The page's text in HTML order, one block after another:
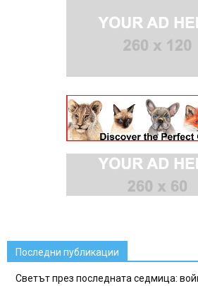
Последни публикации
Светът през последната седмица: